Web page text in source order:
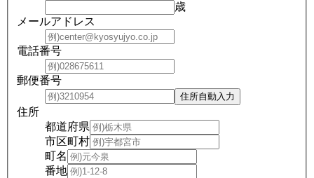
歳
メールアドレス
電話番号
郵便番号
住所
都道府県
市区町村
町名
番地